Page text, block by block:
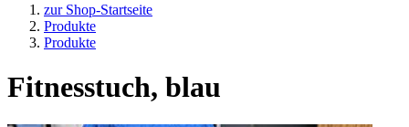
zur Shop-Startseite
Produkte
Produkte
Fitnesstuch, blau